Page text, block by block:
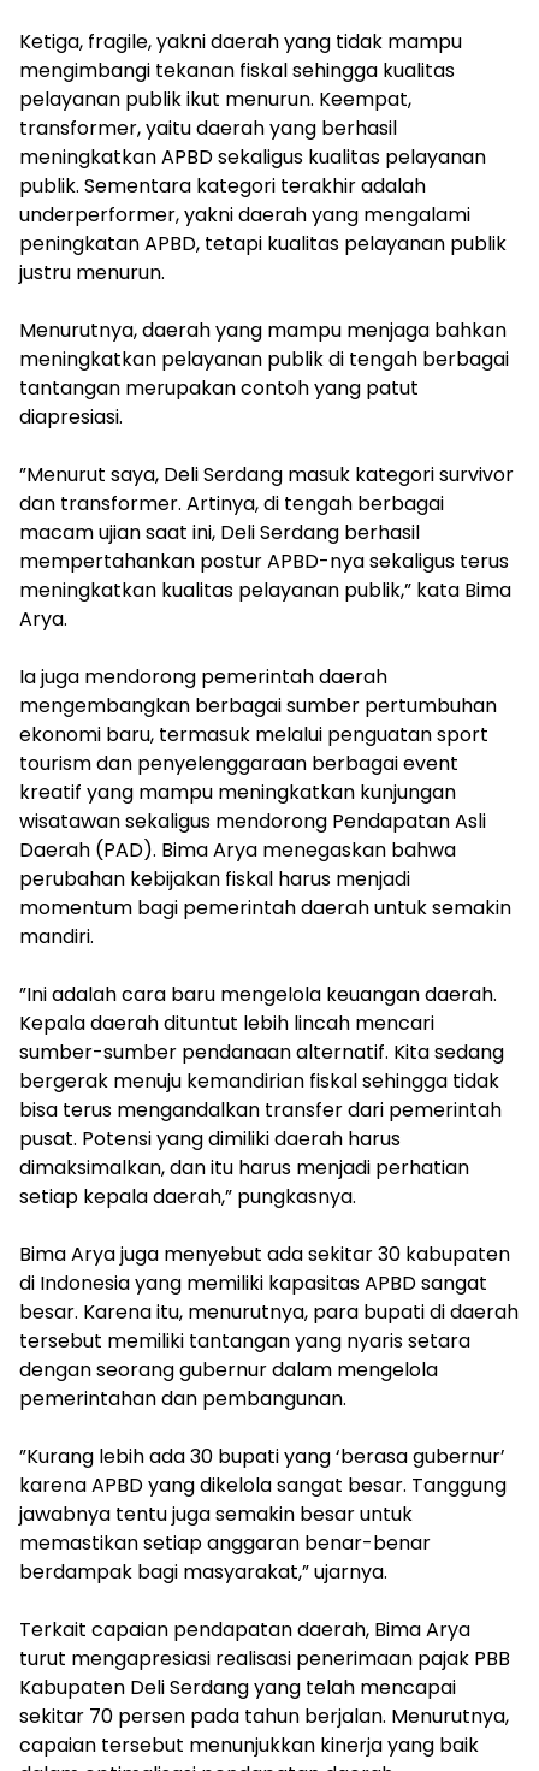
‎Ketiga, fragile, yakni daerah yang tidak mampu
mengimbangi tekanan fiskal sehingga kualitas
pelayanan publik ikut menurun. Keempat,
transformer, yaitu daerah yang berhasil
meningkatkan APBD sekaligus kualitas pelayanan
publik. Sementara kategori terakhir adalah
underperformer, yakni daerah yang mengalami
peningkatan APBD, tetapi kualitas pelayanan publik
justru menurun.
‎Menurutnya, daerah yang mampu menjaga bahkan
meningkatkan pelayanan publik di tengah berbagai
tantangan merupakan contoh yang patut
diapresiasi.
‎”Menurut saya, Deli Serdang masuk kategori survivor
dan transformer. Artinya, di tengah berbagai
macam ujian saat ini, Deli Serdang berhasil
mempertahankan postur APBD-nya sekaligus terus
meningkatkan kualitas pelayanan publik,” kata Bima
Arya.
‎Ia juga mendorong pemerintah daerah
mengembangkan berbagai sumber pertumbuhan
ekonomi baru, termasuk melalui penguatan sport
tourism dan penyelenggaraan berbagai event
kreatif yang mampu meningkatkan kunjungan
wisatawan sekaligus mendorong Pendapatan Asli
Daerah (PAD). Bima Arya menegaskan bahwa
perubahan kebijakan fiskal harus menjadi
momentum bagi pemerintah daerah untuk semakin
mandiri.
‎”Ini adalah cara baru mengelola keuangan daerah.
Kepala daerah dituntut lebih lincah mencari
sumber-sumber pendanaan alternatif. Kita sedang
bergerak menuju kemandirian fiskal sehingga tidak
bisa terus mengandalkan transfer dari pemerintah
pusat. Potensi yang dimiliki daerah harus
dimaksimalkan, dan itu harus menjadi perhatian
setiap kepala daerah,” pungkasnya.
‎Bima Arya juga menyebut ada sekitar 30 kabupaten
di Indonesia yang memiliki kapasitas APBD sangat
besar. Karena itu, menurutnya, para bupati di daerah
tersebut memiliki tantangan yang nyaris setara
dengan seorang gubernur dalam mengelola
pemerintahan dan pembangunan.
‎”Kurang lebih ada 30 bupati yang ‘berasa gubernur’
karena APBD yang dikelola sangat besar. Tanggung
jawabnya tentu juga semakin besar untuk
memastikan setiap anggaran benar-benar
berdampak bagi masyarakat,” ujarnya.
‎Terkait capaian pendapatan daerah, Bima Arya
turut mengapresiasi realisasi penerimaan pajak PBB
Kabupaten Deli Serdang yang telah mencapai
sekitar 70 persen pada tahun berjalan. Menurutnya,
capaian tersebut menunjukkan kinerja yang baik